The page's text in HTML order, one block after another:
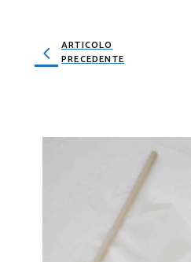
ARTICOLO
PRECEDENTE